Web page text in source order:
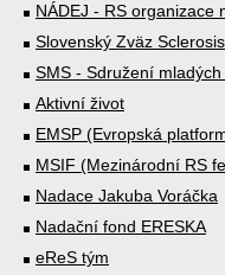
NÁDEJ - RS organizace
Slovenský Zväz
SMS - Sdružení mladých
Aktivní život
EMSP (Evropská
MSIF (Mezinárodní RS
Nadace Jakuba Voráčka
Nadační fond ERESKA
eReS tým